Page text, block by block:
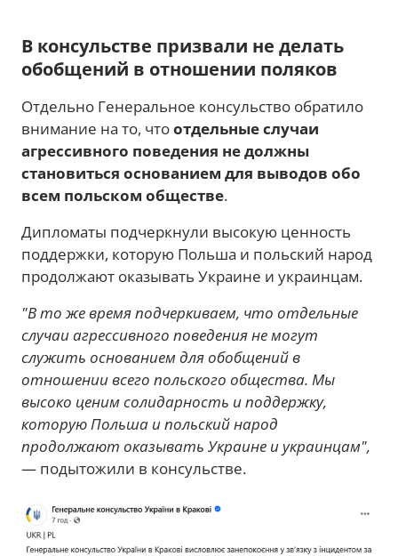
В консульстве призвали не делать
обобщений в отношении поляков
Отдельно Генеральное консульство обратило
внимание на то, чтоотдельные случаи
агрессивного поведения не должны
становиться основанием для выводов обо
всем польском обществе.
Дипломаты подчеркнули высокую ценность
поддержки, которую Польша и польский народ
продолжают оказывать Украине и украинцам.
"В то же время подчеркиваем, что отдельные
случаи агрессивного поведения не могут
служить основанием для обобщений в
отношении всего польского общества. Мы
высоко ценим солидарность и поддержку,
которую Польша и польский народ
продолжают оказывать Украине и украинцам",
— подытожили в консульстве.